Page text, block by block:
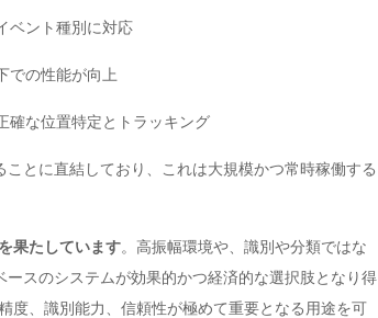
ベント種別に対応
での性能が向上
確な位置特定とトラッキング
とに直結しており、これは大規模かつ常時稼働する
果たしています。高振幅環境や、識別や分類ではな
スのシステムが効果的かつ経済的な選択肢となり得
度、識別能力、信頼性が極めて重要となる用途を可